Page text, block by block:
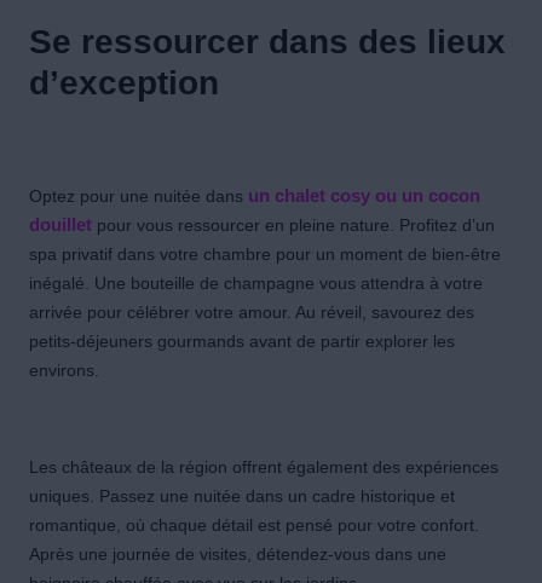
Se ressourcer dans des lieux
d’exception
Optez pour une nuitée dans un chalet cosy ou un cocon
douillet pour vous ressourcer en pleine nature. Profitez d’un
spa privatif dans votre chambre pour un moment de bien-être
inégalé. Une bouteille de champagne vous attendra à votre
arrivée pour célébrer votre amour. Au réveil, savourez des
petits-déjeuners gourmands avant de partir explorer les
environs.
Les châteaux de la région offrent également des expériences
uniques. Passez une nuitée dans un cadre historique et
romantique, où chaque détail est pensé pour votre confort.
Après une journée de visites, détendez-vous dans une